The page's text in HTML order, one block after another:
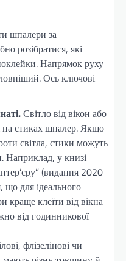
шпалери за
розібратися, які
Напрямок руху
Ось ключові
Світло від вікон або
на стиках шпалер. Якщо
світла, стики можуть
Наприклад, у книзі
(видання 2020
що для ідеального
краще клеїти від вікна
від годинникової
флізелінові чи